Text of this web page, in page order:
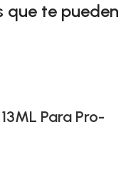
que te pueden
Para Pro-